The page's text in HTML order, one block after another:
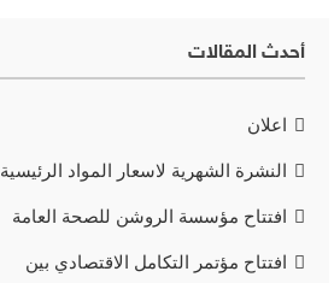
أحدث المقالات
اعلان
النشرة الشهرية لاسعار المواد الرئيسية
افتتاح مؤسسة الروشن للصحة العامة
افتتاح مؤتمر التكامل الاقتصادي بين